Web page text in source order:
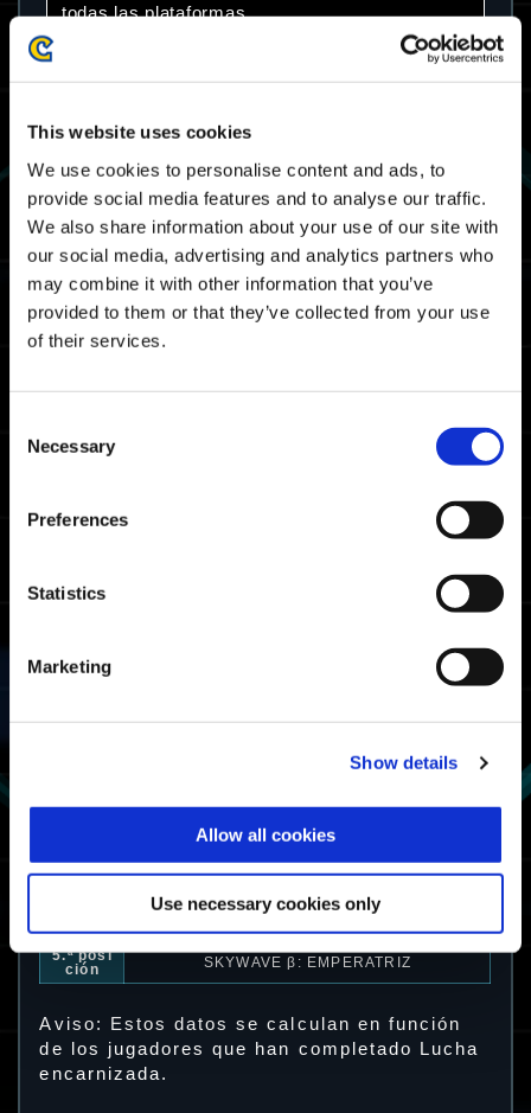
This website uses cookies
We use cookies to personalise content and ads, to
provide social media features and to analyse our traffic.
We also share information about your use of our site with
our social media, advertising and analytics partners who
may combine it with other information that you’ve
provided to them or that they’ve collected from your use
of their services.
Selection
Necessary
Preferences
Statistics
Marketing
Show details
Allow all cookies
Use necessary cookies only
todas las plataformas.
Media de tiempo
08:13.33
Aviso: Esta es la media de tiempo empleado de
Metas del rango As
Xbox Series X|S / Xbox
One / Windows
06:02.90
Steam🄬 06:05.92
Metas del rango Soldado
07:43.17
07:26.63
Steam🄬 07:21.83
ción
Vigilant
3.ª posi
DEADEYE β: TIRADOR CERTERO
ción
5.ª posi
ción
SKYWAVE β: EMPERATRIZ
Aviso: Estos datos se calculan en función
de los jugadores que han completado Lucha
encarnizada.